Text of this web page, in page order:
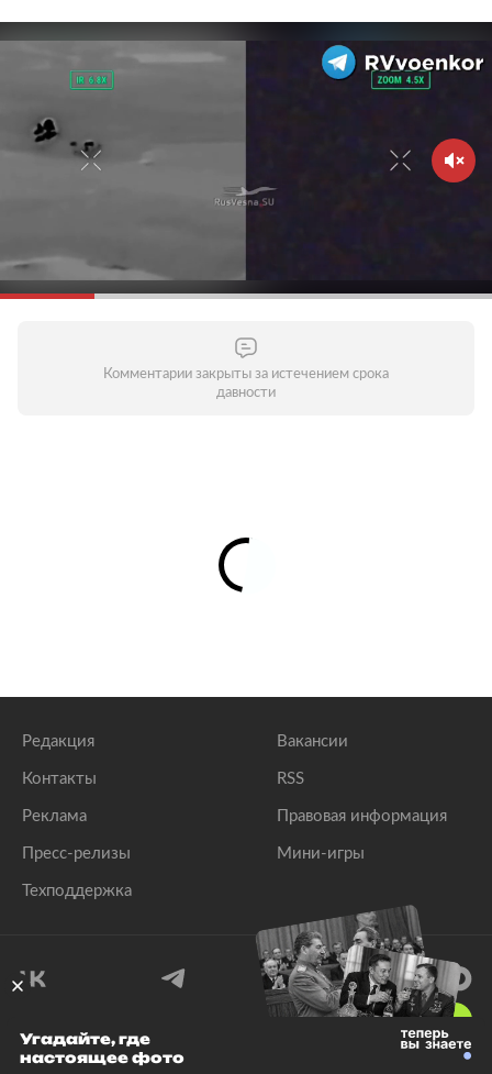
Комментарии закрыты за истечением срока
давности
Редакция
Контакты
Реклама
Пресс-релизы
Техподдержка
Вакансии
RSS
Правовая информация
Мини-игры
© 1999–2026 Все права защищены.
Угадайте, где
настоящее фото